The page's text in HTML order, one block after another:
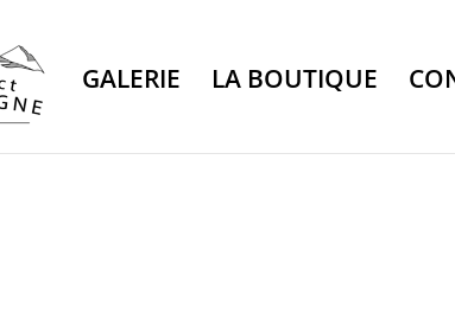
GALERIE LA BOUTIQUE